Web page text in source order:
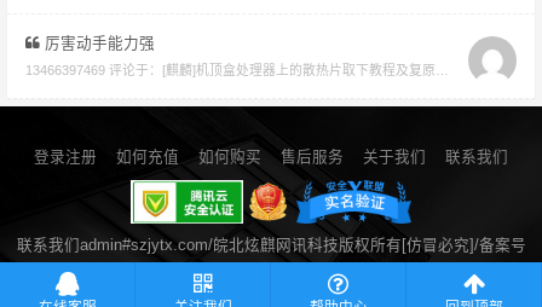
厉害动手能力强
13466397469 评论于： [麒麟]机顶盒处理器上的散热片取下教程及复原教程
登录注册 如何充值 如何购买 售后服务 关于我们 联系我们
联系我们admin#szjytx.com/皖北炫麒网讯科技版权所有[仿冒必究]/备案号
皖ICP备14021258号-2/ 公安备案号34060002050052 流量统计